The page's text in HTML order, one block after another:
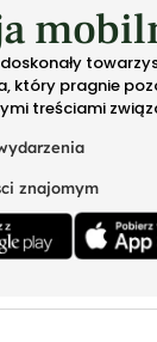
który pragnie
treściami
znajomym